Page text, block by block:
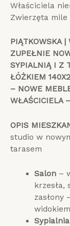
Właściciela
Zwierzęta mile
PIĄTKOWSKA |
ZUPEŁNIE
SYPIALNIĄ I Z
ŁÓŻKIEM
– NOWE
WŁAŚCICIELA
OPIS
studio w
tarasem
Salon–
krzesła,
zasłony
Sypialnia